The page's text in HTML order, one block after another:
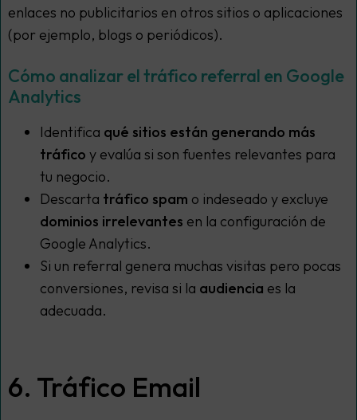
enlaces no publicitarios en otros sitios o aplicaciones
(por ejemplo, blogs o periódicos).
Cómo analizar el tráfico referral en Google
Analytics
Identifica qué sitios están generando más
tráfico y evalúa si son fuentes relevantes para
tu negocio.
Descarta tráfico spam o indeseado y excluye
dominios irrelevantes en la configuración de
Google Analytics.
Si un referral genera muchas visitas pero pocas
conversiones, revisa si la audiencia es la
adecuada.
6. Tráfico Email